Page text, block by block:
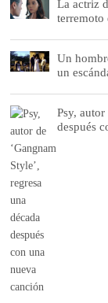
La actriz
terremoto
Un
un
Psy, autor
después